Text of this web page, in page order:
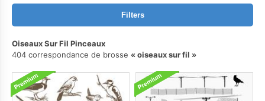
Filters
Oiseaux Sur Fil Pinceaux
404 correspondance de brosse
oiseaux sur fil